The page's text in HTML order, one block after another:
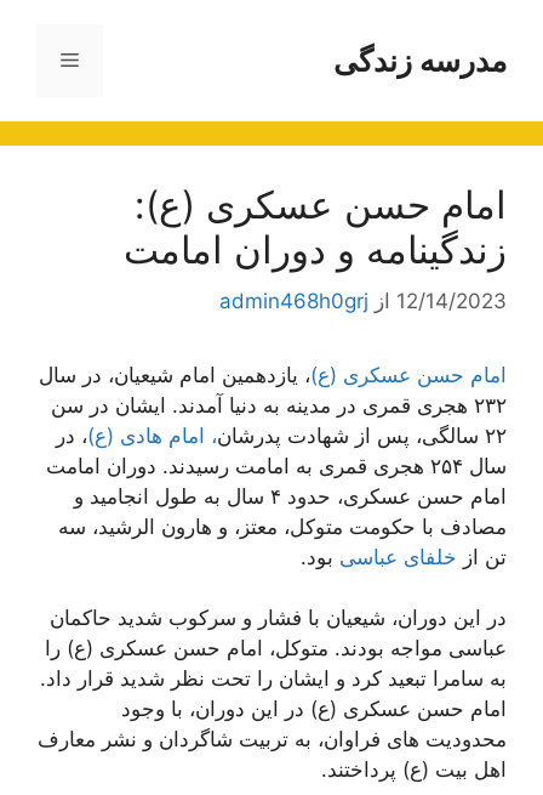
محتوامدرسه زندگی فهرست
امام حسن عسکری (ع):
زندگینامه و دوران امامت
12/14/2023 از admin468h0grj
امام حسن عسکری (ع)، یازدهمین امام شیعیان، در سال
۲۳۲ هجری قمری در مدینه به دنیا آمدند. ایشان در سن
۲۲ سالگی، پس از شهادت پدرشان
، امام هادی (ع)، در
سال ۲۵۴ هجری قمری به امامت رسیدند. دوران امامت
امام حسن عسکری، حدود ۴ سال به طول انجامید و
مصادف با حکومت متوکل، معتز، و هارون الرشید، سه
تن از خلفای عباسی بود.
در این دوران، شیعیان با فشار و سرکوب شدید حاکمان
عباسی مواجه بودند. متوکل، امام حسن عسکری (ع) را
به سامرا تبعید کرد و ایشان را تحت نظر شدید قرار داد.
امام حسن عسکری (ع) در این دوران، با وجود
محدودیت های فراوان، به تربیت شاگردان و نشر معارف
اهل بیت (ع) پرداختند.